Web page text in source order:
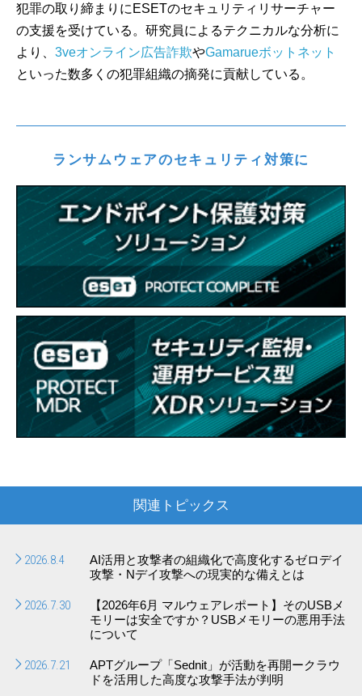
犯罪の取り締まりにESETのセキュリティリサーチャー
の支援を受けている。研究員によるテクニカルな分析に
より、 3veオンライン広告詐欺やGamarueボットネット
といった数多くの犯罪組織の摘発に貢献している。
ランサムウェアのセキュリティ対策に
関連トピックス
2026.8.4
AI活用と攻撃者の組織化で高度化するゼロデイ
攻撃・Nデイ攻撃への現実的な備えとは
2026.7.30
【2026年6月 マルウェアレポート】そのUSBメ
モリーは安全ですか？USBメモリーの悪用手法
について
2026.7.21
APTグループ「Sednit」が活動を再開ークラウ
ドを活用した高度な攻撃手法が判明